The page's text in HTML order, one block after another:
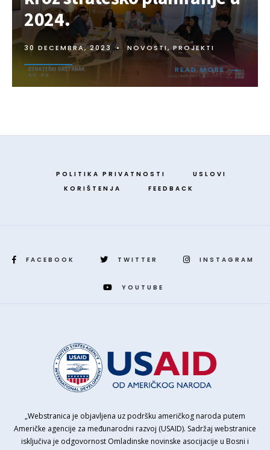
2024.
30 DECEMBRA, 2023 • NOVOSTI,PROJEKTI
READ MORE →
POLITIKA PRIVATNOSTI
USLOVI
KORIŠTENJA
FEEDBACK
FACEBOOK TWITTER INSTAGRAM
YOUTUBE
„Webstranica je objavljena uz podršku američkog naroda putem
Američke agencije za međunarodni razvoj (USAID). Sadržaj webstranice
isključiva je odgovornost Omladinske novinske asocijacije u Bosni i